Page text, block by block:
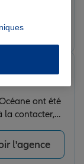
l'agence
ont été
la contacter,
l'agence